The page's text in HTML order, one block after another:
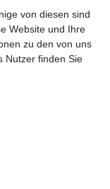
Union",
von diesen sind
Website und Ihre
zu den von uns
Nutzer finden Sie